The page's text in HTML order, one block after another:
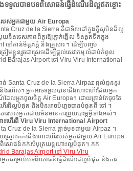
ទទួលបានបទពិសោធន៍ធ្វើដំណើរដ៏ល្អឥតខ្ចោះ
ះរបស់អ្នកជាមួយ Air Europa
Cruz de la Sierra គឺជាទិសដៅក្នុងក្តីសុបិនដ៏ល្អ
មួយនឹងទេសភាពដ៏គួរឱ្យភ្ញាក់ផ្អើល និងងូតទឹកក្នុង
ទៅកាន់មិត្តភក្តិ និងគ្រួសារ ។ ដើម្បីបញ្ចប់
មខ្លួនរួចជាស្រេចដើម្បីផ្តល់សេវាកម្មលំដាប់កំពូល
Barajas Airport ទៅ Viru Viru International
ាន់ Santa Cruz de la Sierra Airpaz ផ្តល់ជូននូវ
ងរហ័ស។ អ្នកអាចទទួលបានជើងហោះហើរដែលអ្នក
លអ្នកចូលចិត្ត Air Europa។ ដោយគ្រាន់តែចុចតែ
រដ៏ល្អបំផុត និងមិនអាចបំភ្លេចបានបំផុតពី ទៅ ។
ររបស់អ្នកដោយមិនមានការព្រួយបារម្ភអ្វីទាំងអស់។
ហោះហើរពី Viru Viru International Airport
Cruz de la Sierra ផ្តាច់មុខជាមួយ Airpaz ។
ស្រួលកក់ជើងហោះហើររបស់អ្នកជាមួយ Air Europa
ទពិសោធន៍កក់សំបុត្រយន្តហោះល្អបំផុត។ កក់
Barajas Airport ទៅ Viru Viru
នកសម្រាប់បទពិសោធន៍ធ្វើដំណើរដ៏ល្អបំផុត និងការ